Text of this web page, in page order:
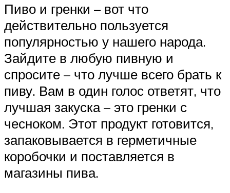
Пиво и гренки – вот что
действительно пользуется
популярностью у нашего народа.
Зайдите в любую пивную и
спросите – что лучше всего брать к
пиву. Вам в один голос ответят, что
лучшая закуска – это гренки с
чесноком. Этот продукт готовится,
запаковывается в герметичные
коробочки и поставляется в
магазины пива.